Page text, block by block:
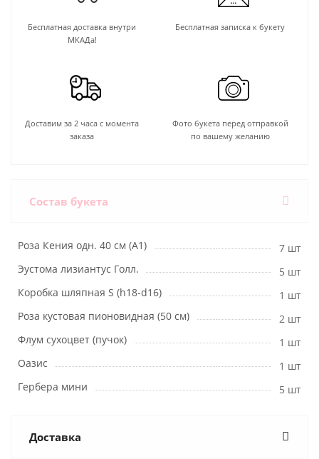
Бесплатная доставка внутри
МКАДа!
Бесплатная записка к букету
Доставим за 2 часа с момента
заказа
Фото букета перед отправкой
по вашему желанию
Состав букета
Роза Кения одн. 40 см (А1)
7 шт
Эустома лизиантус Голл.
5 шт
Коробка шляпная S (h18-d16)
1 шт
Роза кустовая пионовидная (50 см)
2 шт
Флум сухоцвет (пучок)
1 шт
Оазис
1 шт
Гербера мини
5 шт
Доставка